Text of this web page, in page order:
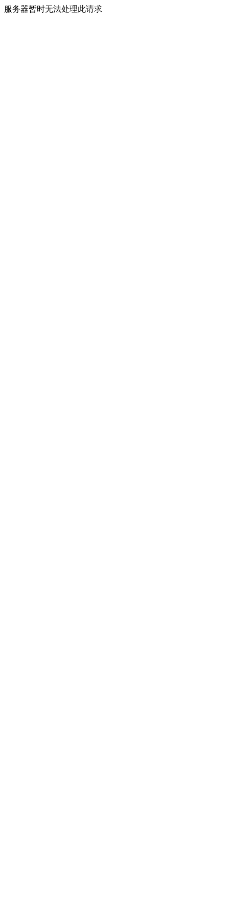
服务器暂时无法处理此请求